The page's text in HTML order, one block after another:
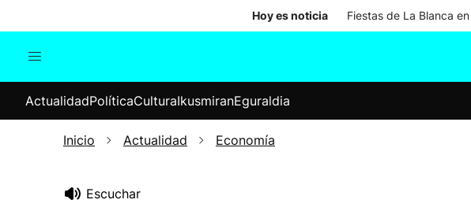
Hoy es noticia Fiestas de La Blanca
Internacional
Elecciones
ActualidadPolíticaCulturaIkusmiranEguraldia
Inicio Actualidad Economía
Escuchar